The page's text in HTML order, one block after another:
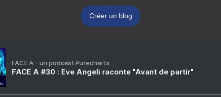
Créer un blog
FACE A - un podcast Purecharts
FACE A #30 : Eve Angeli raconte "Avant de partir"